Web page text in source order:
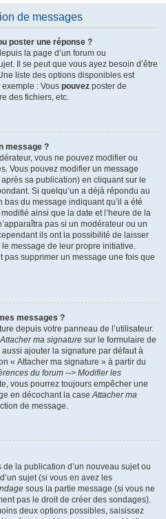
de messages
poster une réponse ?
la page d’un forum ou
Il se peut que vous ayez besoin d’être
liste des options disponibles est
: Vous pouvez poster de
des fichiers, etc.
message ?
vous ne pouvez modifier ou
Vous pouvez modifier un message
sa publication) en cliquant sur le
Si quelqu’un a déjà répondu au
bas du message indiquant qu’il a été
ainsi que la date et l’heure de la
pas si un modérateur ou un
ils ont la possibilité de laisser
message de leur propre initiative.
pas supprimer un message une fois que
messages ?
depuis votre panneau de l’utilisateur.
Attacher ma signature sur le formulaire de
ajouter la signature par défaut à
« Attacher ma signature » à partir du
du forum --> Modifier les
vous pourrez toujours empêcher une
en décochant la caseAttacher ma
de message.
la publication d’un nouveau sujet ou
sujet (si vous en avez les
sous la partie message (si vous ne
pas le droit de créer des sondages).
deux options possibles, saisissez